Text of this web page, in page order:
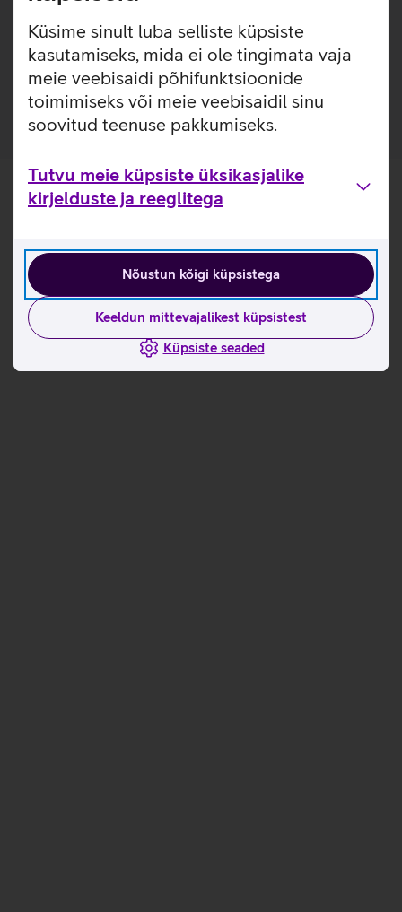
Küsime sinult luba selliste küpsiste
kasutamiseks, mida ei ole tingimata vaja
meie veebisaidi põhifunktsioonide
toimimiseks või meie veebisaidil sinu
soovitud teenuse pakkumiseks.
Tutvu meie küpsiste üksikasjalike
kirjelduste ja reeglitega
Nõustun kõigi küpsistega
Keeldun mittevajalikest küpsistest
Küpsiste seaded
Taga olev rõngas on eemaldatav.
Pakendis on kaasas ka randmepael, mis kinnitub
mugavalt ümbrise taha.